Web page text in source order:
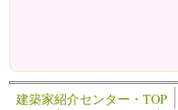
建築家紹介センター・TOP